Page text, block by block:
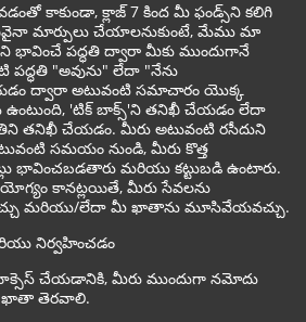
కాకుండా, క్లాజ్ 7 కింద మీ ఫండ్స్‌ని కలిగి
మార్పులు చేయాలనుకుంటే, మేము మా
భావించే పద్ధతి ద్వారా మీకు ముందుగానే
"అవును" లేదా "నేను
చేయడం ద్వారా అటువంటి సమాచారం యొక్క
ఉంటుంది, 'టిక్ బాక్స్'ని తనిఖీ చేయడం లేదా
తనిఖీ చేయడం. మీరు అటువంటి రసీదుని
సమయం నుండి, మీరు కొత్త
భావించబడతారు మరియు కట్టుబడి ఉంటారు.
కానట్లయితే, మీరు సేవలను
మరియు/లేదా మీ ఖాతాను మూసివేయవచ్చు.
నిర్వహించడం
చేయడానికి, మీరు ముందుగా నమోదు
తెరవాలి.